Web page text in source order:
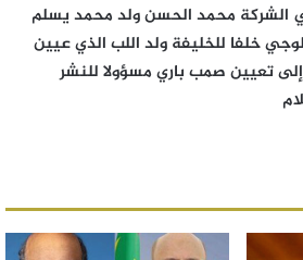
الشركة محمد الحسن ولد محمد يسلم
خلفا للخليفة ولد اللب الذي عيين
إلى تعيين صمب باري مسؤولا للنشر